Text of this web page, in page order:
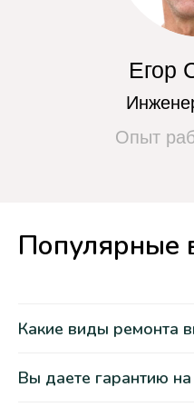
Популярные
Какие виды ремонта
Вы даете гарантию
Чиним любые
стиральных